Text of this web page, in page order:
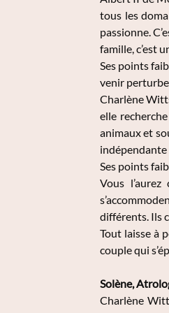
tous les
passionne.
famille, c’est
Ses points
venir
Charlène
elle
animaux et
indépendante
Ses points
Vous
différents. Ils
Tout laisse à
couple qui
Solène,
Charlène